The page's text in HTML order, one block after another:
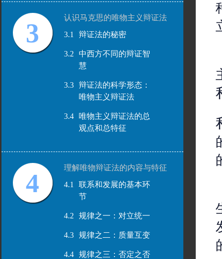
3
认识马克思的唯物主义辩证法
3.1
辩证法的秘密
3.2
中西方不同的辩证智
慧
3.3
辩证法的科学形态：
唯物主义辩证法
3.4
唯物主义辩证法的总
观点和总特征
4
理解唯物辩证法的内容与特征
4.1
联系和发展的基本环
节
4.2 规律之一：对立统一
4.3 规律之二：质量互变
4.4
规律之三：否定之否